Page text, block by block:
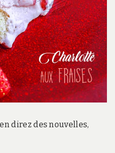
direz des nouvelles,